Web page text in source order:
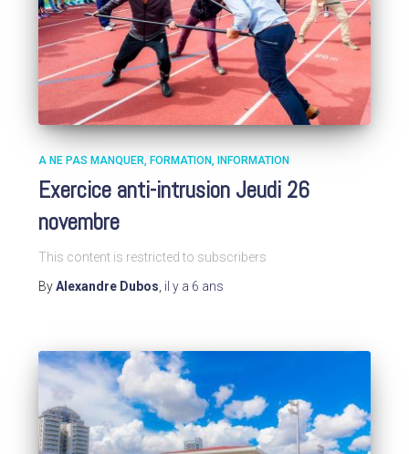
A NE PAS MANQUER FORMATION INFORMATION
Exercice anti-intrusion Jeudi 26
novembre
This content is restricted to subscribers
ByAlexandre Dubos, il y a 6 ans